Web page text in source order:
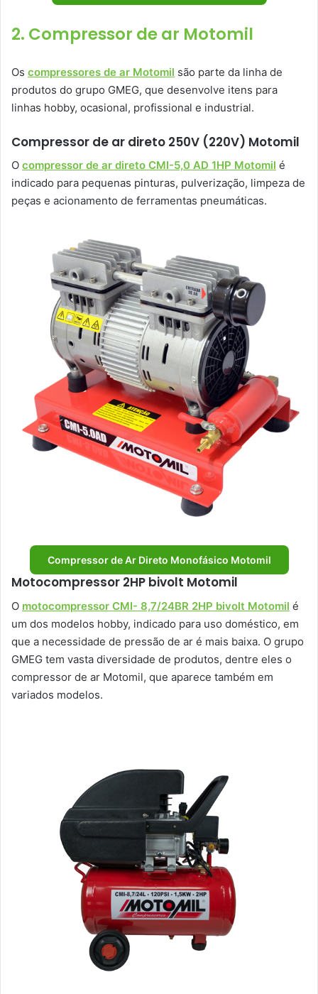
2. Compressor de ar Motomil
Os compressores de ar Motomil são parte da linha de
produtos do grupo GMEG, que desenvolve itens para
linhas hobby, ocasional, profissional e industrial.
Compressor de ar direto 250V (220V) Motomil
O compressor de ar direto CMI-5,0 AD 1HP Motomil é
indicado para pequenas pinturas, pulverização, limpeza de
peças e acionamento de ferramentas pneumáticas.
Compressor de Ar Direto Monofásico Motomil
Motocompressor 2HP bivolt Motomil
O motocompressor CMI- 8,7/24BR 2HP bivolt Motomil é
um dos modelos hobby, indicado para uso doméstico, em
que a necessidade de pressão de ar é mais baixa. O grupo
GMEG tem vasta diversidade de produtos, dentre eles o
compressor de ar Motomil, que aparece também em
variados modelos.